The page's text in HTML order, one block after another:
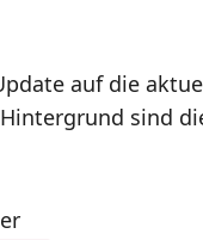
auf die
sind